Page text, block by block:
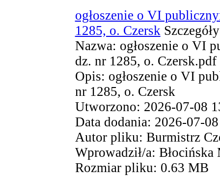
ogłoszenie o VI
1285, o. Czersk
Nazwa: ogłoszenie o VI
dz. nr 1285, o. Czersk.pdf
Opis: ogłoszenie o VI
nr 1285, o. Czersk
Utworzono: 2026-07-08
Data dodania: 2026-07-
Autor pliku: Burmistrz
Wprowadził/a: Błocińska
Rozmiar pliku: 0.63 MB